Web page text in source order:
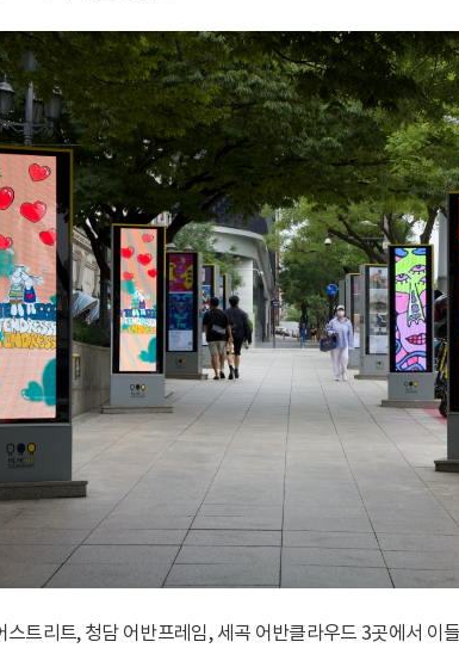
스트리트, 청담 어반프레임, 세곡 어반클라우드 3곳에서 이